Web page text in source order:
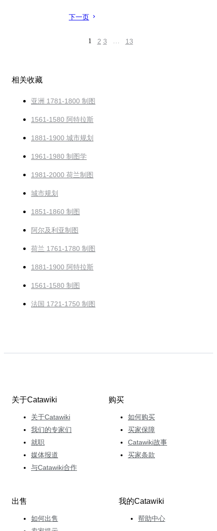
下一页
1 2 3 … 13
相关收藏
亚洲 1781-1800 制图
1561-1580 阿特拉斯
1881-1900 城市规划
1961-1980 制图学
1981-2000 荷兰制图
城市规划
1851-1860 制图
阿尔及利亚制图
荷兰 1761-1780 制图
1881-1900 阿特拉斯
1561-1580 制图
法国 1721-1750 制图
关于Catawiki
关于Catawiki
我们的专家们
就职
媒体报道
与Catawiki合作
购买
如何购买
买家保障
Catawiki故事
买家条款
出售
如何出售
我的Catawiki
帮助中心